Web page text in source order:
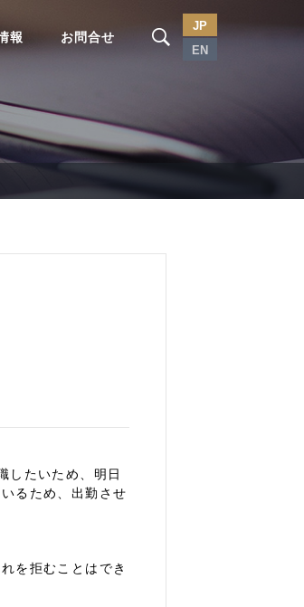
報 お問合せ
JP
EN
したいため、明日
るため、出勤させ
を拒むことはでき